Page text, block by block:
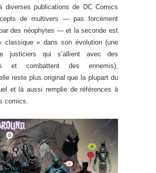
diverses publications de DC Comics
de multivers — pas forcément
des néophytes — et la seconde est
classique » dans son évolution (une
justiciers qui s’allient avec des
et combattent des ennemis),
reste plus original que la plupart du
et là aussi remplie de références à
comics.